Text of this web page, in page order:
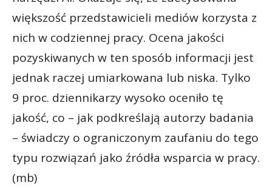
większość przedstawicieli mediów korzysta z
nich w codziennej pracy. Ocena jakości
pozyskiwanych w ten sposób informacji jest
jednak raczej umiarkowana lub niska. Tylko
9 proc. dziennikarzy wysoko oceniło tę
jakość, co – jak podkreślają autorzy badania
– świadczy o ograniczonym zaufaniu do tego
typu rozwiązań jako źródła wsparcia w pracy.
(mb)